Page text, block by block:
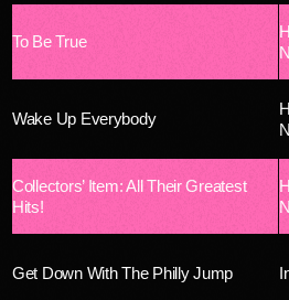
To Be True
Wake Up Everybody
Collectors’ Item: All Their Greatest
Hits!
Get Down With The Philly Jump